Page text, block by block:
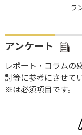
ラ
アンケート
レポート・コラムの
討等に参考にさせて
※は必須項目です。